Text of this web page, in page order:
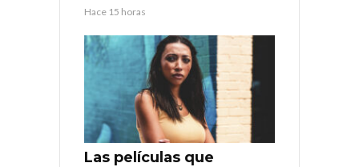
Hace 15 horas
Las películas que